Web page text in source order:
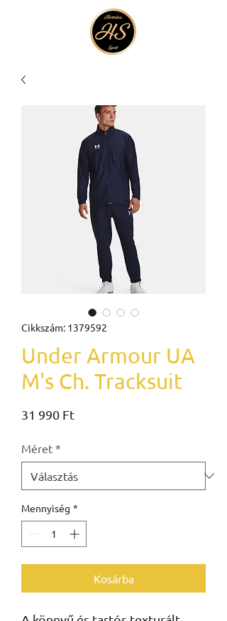
Cikkszám: 1379592
Under Armour UA
M's Ch. Tracksuit
31 990 FtÁr
Méret *
Mennyiség *
Kosárba